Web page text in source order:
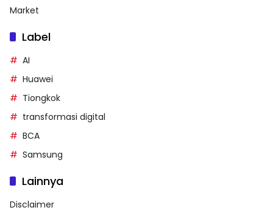
Market
Label
AI
Huawei
Tiongkok
transformasi digital
BCA
Samsung
Lainnya
Disclaimer